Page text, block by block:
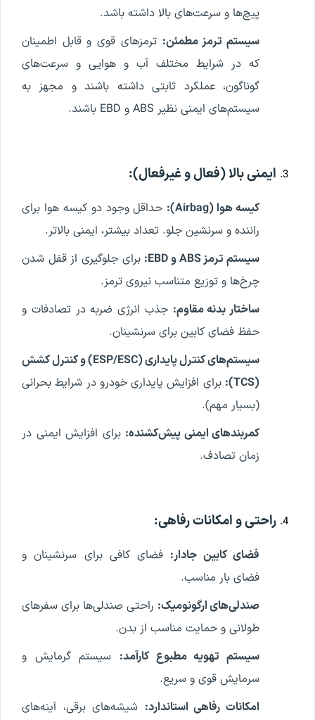
پیچ‌ها و سرعت‌های بالا داشته باشد.
سیستم ترمز مطمئن: ترمزهای قوی و قابل اطمینان
که در شرایط مختلف آب و هوایی و سرعت‌های
گوناگون، عملکرد ثابتی داشته باشند و مجهز به
سیستم‌های ایمنی نظیر ABS و EBD باشند.
ایمنی بالا (فعال و غیرفعال):
کیسه هوا (Airbag):
حداقل وجود دو کیسه هوا برای
راننده و سرنشین جلو. تعداد بیشتر، ایمنی بالاتر.
سیستم ترمز ABS و EBD:
برای جلوگیری از قفل شدن
چرخ‌ها و توزیع متناسب نیروی ترمز.
ساختار بدنه مقاوم: جذب انرژی ضربه در تصادفات و
حفظ فضای کابین برای سرنشینان.
سیستم‌های کنترل پایداری (ESP/ESC) و کنترل کشش
(TCS):
برای افزایش پایداری خودرو در شرایط بحرانی
(بسیار مهم).
کمربندهای ایمنی پیش‌کشنده: برای افزایش ایمنی در
زمان تصادف.
راحتی و امکانات رفاهی:
فضای کابین جادار: فضای کافی برای سرنشینان و
فضای بار مناسب.
صندلی‌های ارگونومیک: راحتی صندلی‌ها برای سفرهای
طولانی و حمایت مناسب از بدن.
سیستم تهویه مطبوع کارآمد: سیستم گرمایش و
سرمایش قوی و سریع.
امکانات رفاهی استاندارد: شیشه‌های برقی، آینه‌های